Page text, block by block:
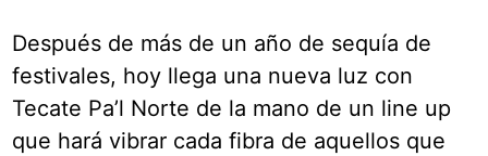
Después de más de un año de sequía de
festivales, hoy llega una nueva luz con
Tecate Pa’l Norte de la mano de un line up
que hará vibrar cada fibra de aquellos que